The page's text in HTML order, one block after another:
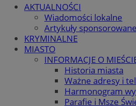
AKTUALNOŚCI
Wiadomości lokalne
Artykuły sponsorowane
KRYMINALNE
MIASTO
INFORMACJE O
Historia miasta
Ważne adresy i
Harmonogram
Parafie i Msze